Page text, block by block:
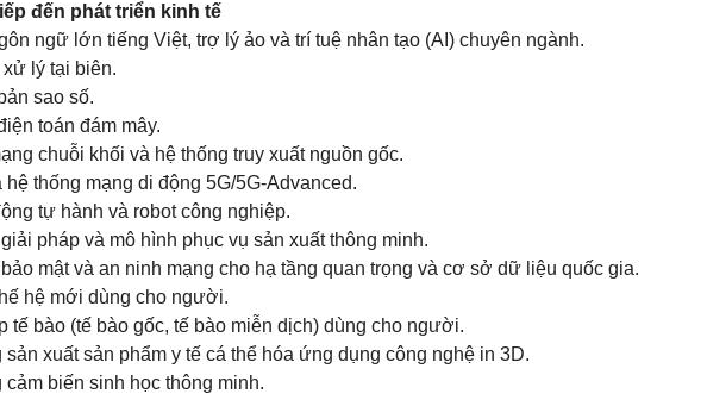
đến phát triển kinh tế
ngữ lớn tiếng Việt, trợ lý ảo và trí tuệ nhân tạo (AI) chuyên ngành.
xử lý tại biên.
sao số.
toán đám mây.
chuỗi khối và hệ thống truy xuất nguồn gốc.
hệ thống mạng di động 5G/5G-Advanced.
tự hành và robot công nghiệp.
pháp và mô hình phục vụ sản xuất thông minh.
mật và an ninh mạng cho hạ tầng quan trọng và cơ sở dữ liệu quốc gia.
hệ mới dùng cho người.
tế bào (tế bào gốc, tế bào miễn dịch) dùng cho người.
sản xuất sản phẩm y tế cá thể hóa ứng dụng công nghệ in 3D.
cảm biến sinh học thông minh.